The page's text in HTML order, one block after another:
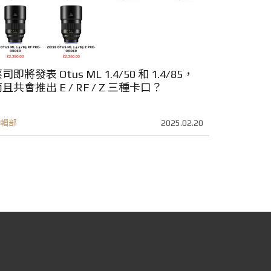
司即將發表 Otus ML 1.4/50 和 1.4/85，
而且共會推出 E / RF / Z 三種卡口？
部 2025.02.20